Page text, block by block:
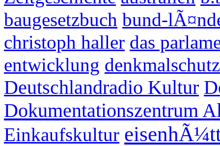
baugesetzbuch bund-
christoph haller das
entwicklung denkmalschutz
Deutschlandradio Kultur
Dokumentationszentrum
Einkaufskultur